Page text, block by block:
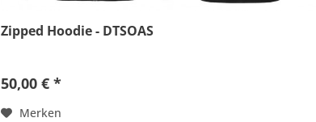
Zipped Hoodie - DTSOAS
50,00 € *
Merken